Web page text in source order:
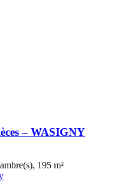
– WASIGNY
195 m²